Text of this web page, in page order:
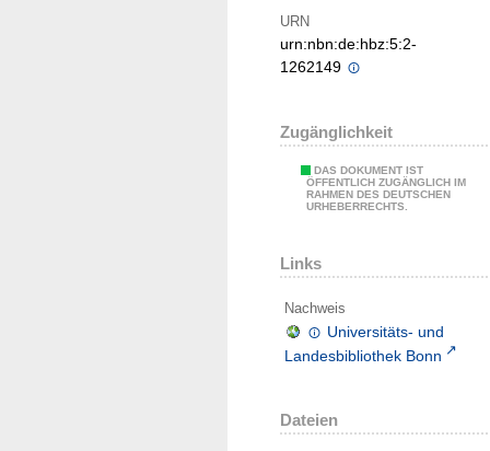
URN
urn:nbn:de:hbz:5:2-
1262149
Zugänglichkeit
DAS DOKUMENT IST
ÖFFENTLICH ZUGÄNGLICH IM
RAHMEN DES DEUTSCHEN
URHEBERRECHTS.
Links
Nachweis
Universitäts- und
Landesbibliothek Bonn
Dateien